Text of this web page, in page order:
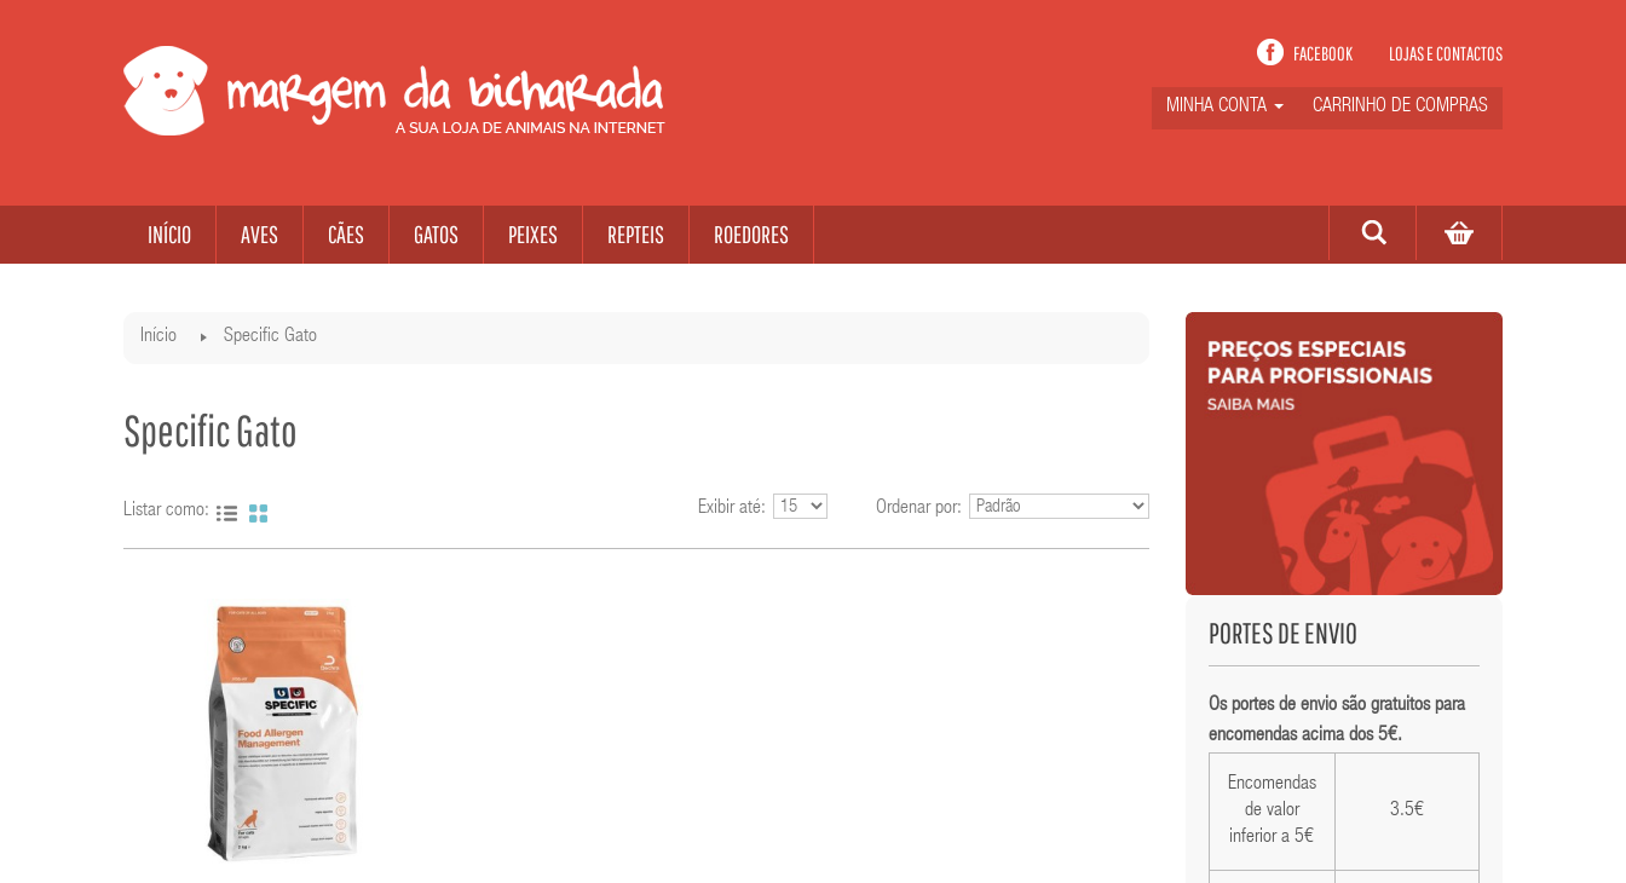
LOJAS E CONTACTOS
FACEBOOK
MINHA CONTA CARRINHO DE COMPRAS
INÍCIO AVES CÃES GATOS PEIXES REPTEIS ROEDORES
Início Specific Gato
Specific Gato
Listar como: Ordenar por:
Exibir até:
PORTES DE ENVIO
Os portes de envio são gratuitos para
encomendas acima dos 5€.
Encomendas
de valor
inferior a 5€
3.5€